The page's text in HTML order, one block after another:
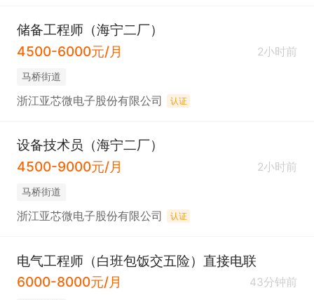
储备工程师（海宁二厂）
4500-6000元/月
2小时前
马桥街道
浙江亚芯微电子股份有限公司 认证
设备技术员（海宁二厂）
4500-9000元/月
2小时前
马桥街道
浙江亚芯微电子股份有限公司 认证
电气工程师（白班包饭交五险）直接电联
6000-8000元/月
43分钟前